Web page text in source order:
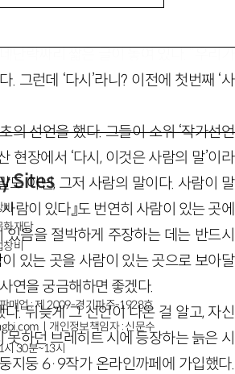
그런데 ‘다시’라니? 이전에 첫번째 ‘사
의 선언을 했다. 그들이 소위 ‘작가선언
현장에서 ‘다시, 이것은 사람의 말’이라
도 아닌, 그저 사람의 말이다. 사람이 말
람이 있다』도 번연히 사람이 있는 곳에
음을 절박하게 주장하는 데는 반드시
있는 곳을 사람이 있는 곳으로 보아달
연을 궁금해하면 좋겠다.
. 뒤늦게 그 선언이 나온 걸 알고, 자신
하던 브레히트 시에 등장하는 늙은 시
지둥 6·9작가 온라인까페에 가입했다.
Sites
비
화재단
창비
매업 : 제 2009-경기파주-1928호
ㅣ개인정보책임자 : 신문수
30분~13시